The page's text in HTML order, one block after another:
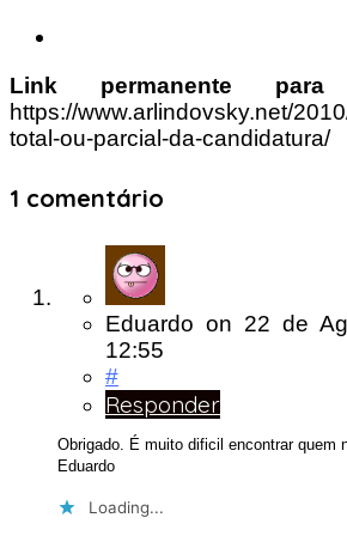
Link permanente
https://www.arlindovsky.net/
total-ou-parcial-da-candidatura/
1 comentário
Eduardo on 22 de
12:55
#
Responder
Obrigado. É muito dificil encontrar quem
Eduardo
Loading...